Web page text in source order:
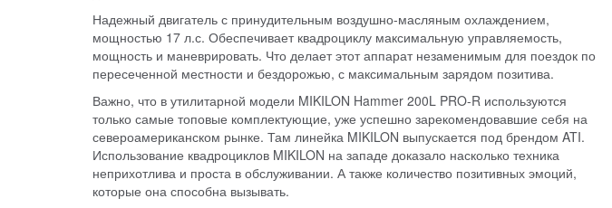
Надежный двигатель с принудительным воздушно-масляным охлаждением,
мощностью 17 л.с. Обеспечивает квадроциклу максимальную управляемость,
мощность и маневрировать. Что делает этот аппарат незаменимым для поездок по
пересеченной местности и бездорожью, с максимальным зарядом позитива.
Важно, что в утилитарной модели MIKILON Hammer 200L PRO-R используются
только самые топовые комплектующие, уже успешно зарекомендовавшие себя на
североамериканском рынке. Там линейка MIKILON выпускается под брендом ATI.
Использование квадроциклов MIKILON на западе доказало насколько техника
неприхотлива и проста в обслуживании. А также количество позитивных эмоций,
которые она способна вызывать.